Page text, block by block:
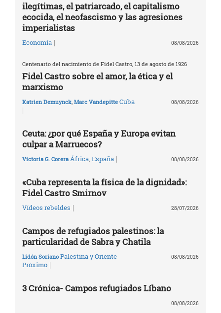
ilegítimas, el patriarcado, el capitalismo
ecocida, el neofascismo y las agresiones
imperialistas
Economía | 08/08/2026
Centenario del nacimiento de Fidel Castro, 13 de agosto de 1926
Fidel Castro sobre el amor, la ética y el
marxismo
Katrien Demuynck, Marc Vandepitte Cuba
|
08/08/2026
Ceuta: ¿por qué España y Europa evitan
culpar a Marruecos?
Victoria G. Corera África España | 08/08/2026
«Cuba representa la física de la dignidad»:
Fidel Castro Smirnov
Vídeos rebeldes | 28/07/2026
Campos de refugiados palestinos: la
particularidad de Sabra y Chatila
Lidón Soriano Palestina y Oriente
Próximo |
08/08/2026
3 Crónica- Campos refugiados Líbano
08/08/2026